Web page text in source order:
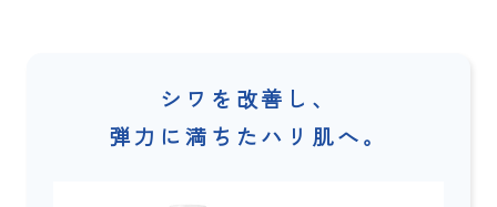
シワを改善し、
弾力に満ちたハリ肌へ。